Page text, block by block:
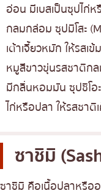
อ่อน มีเบสเป็นซุปไก่
กลมกล่อม ซุปมิโสะ
เต้าเจี้ยวหมัก ให้รส
หมูสีขาวขุ่นรสชาติกล
มีกลิ่นหอมมัน ซุปชิโอ
ไก่หรือปลา ให้รสชา
ซาชิมิ
ซาชิมิ คือเนื้อปลาหรือ